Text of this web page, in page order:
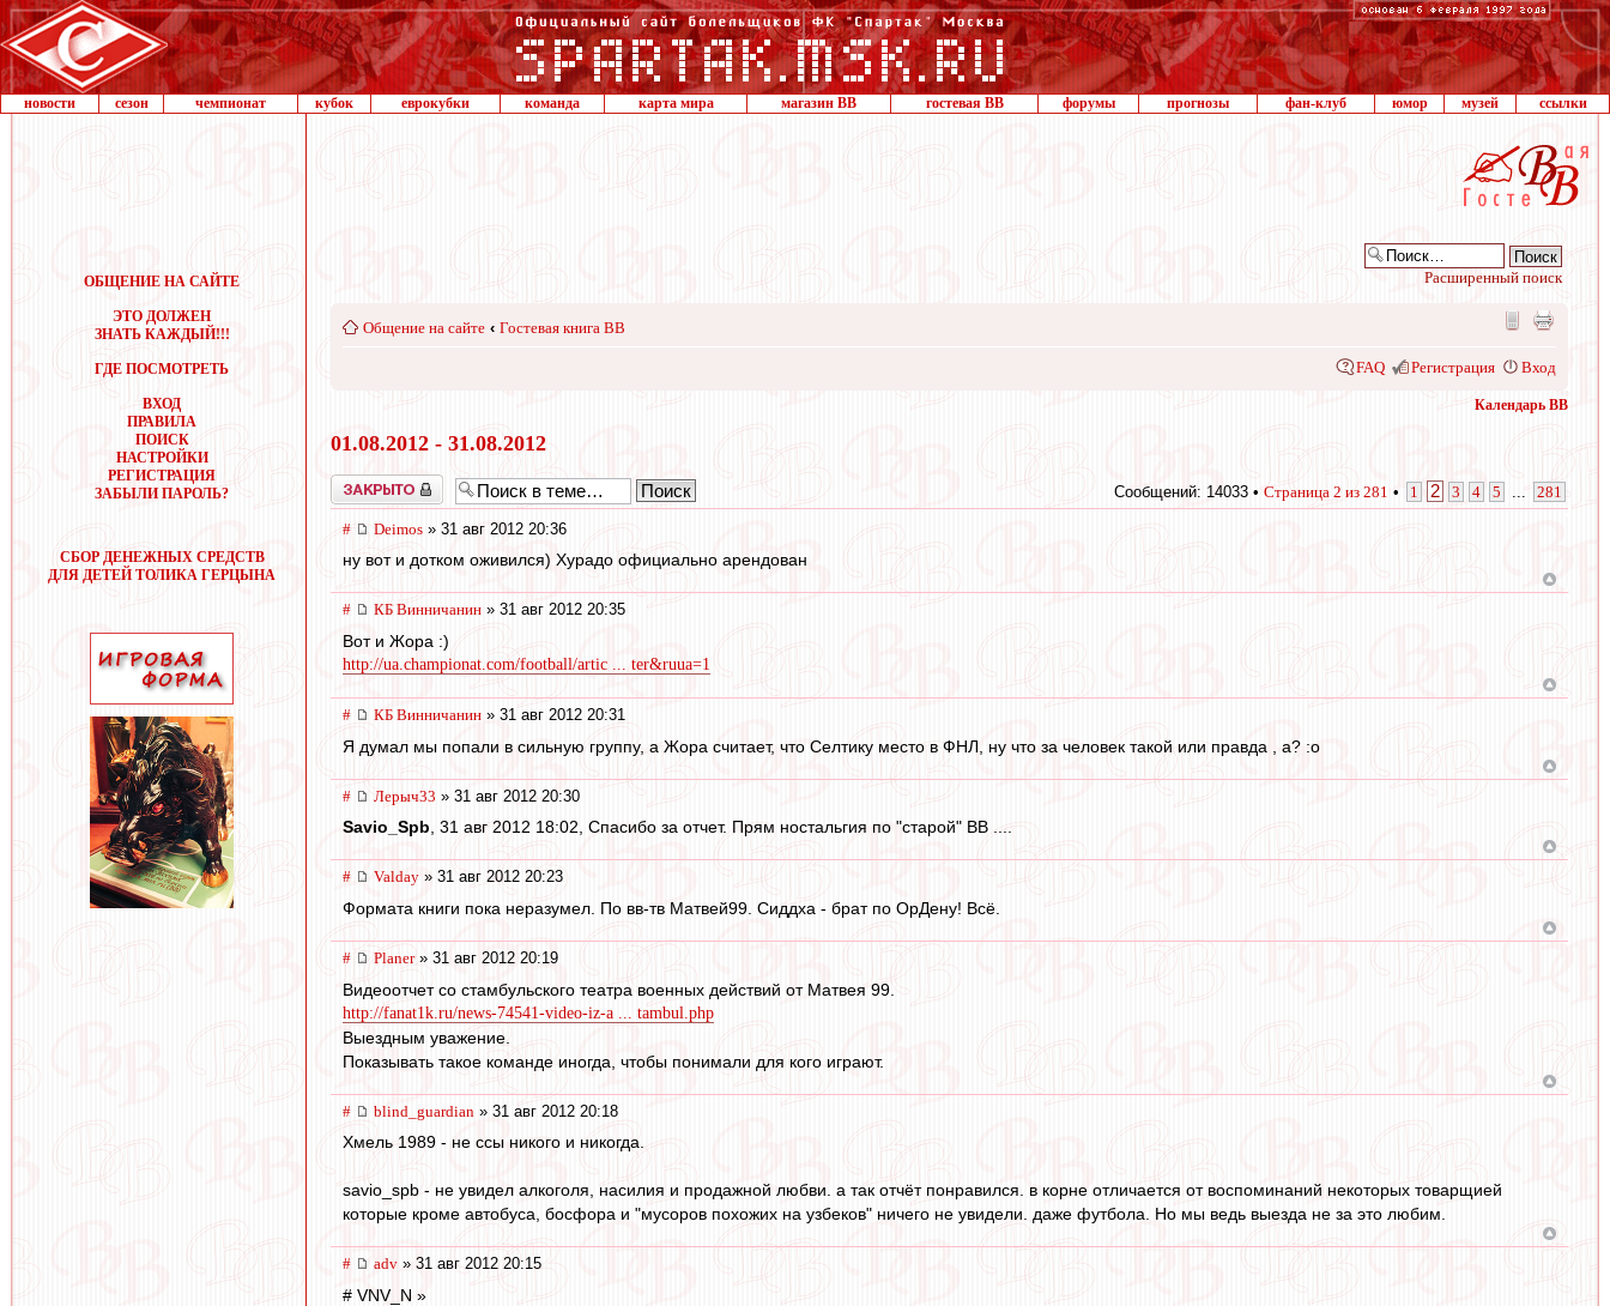
новости сезон чемпионат кубок еврокубки команда карта мира магазин ВВ гостевая ВВ форумы прогнозы фан-клуб юмор музей ссылки
ОБЩЕНИЕ НА САЙТЕ
ЭТО ДОЛЖЕН
ЗНАТЬ КАЖДЫЙ!!!
ГДЕ ПОСМОТРЕТЬ
ВХОД
ПРАВИЛА
ПОИСК
НАСТРОЙКИ
РЕГИСТРАЦИЯ
ЗАБЫЛИ ПАРОЛЬ?
СБОР ДЕНЕЖНЫХ СРЕДСТВ
ДЛЯ ДЕТЕЙ ТОЛИКА ГЕРЦЫНА
Расширенный поиск
Общение на сайте ‹ Гостевая книга ВВ
FAQ Регистрация Вход
Календарь ВВ
01.08.2012 - 31.08.2012
Закрыто Сообщений: 14033 • Страница 2 из 281 • 1 2 3 4 5 281
# Deimos » 31 авг 2012 20:36
ну вот и дотком оживился) Хурадо официально арендован
# КБ Винничанин » 31 авг 2012 20:35
Вот и Жора :)
http://ua.championat.com/football/artic ... ter&ruua=1
# КБ Винничанин » 31 авг 2012 20:31
Я думал мы попали в сильную группу, а Жора считает, что Селтику место в ФНЛ, ну что за человек такой или правда , а? :o
# Лерыч33 » 31 авг 2012 20:30
Savio_Spb, 31 авг 2012 18:02, Спасибо за отчет. Прям ностальгия по "старой" ВВ ....
# Valday » 31 авг 2012 20:23
Формата книги пока неразумел. По вв-тв Матвей99. Сиддха - брат по ОрДену! Всё.
# Planer» 31 авг 2012 20:19
Видеоотчет со стамбульского театра военных действий от Матвея 99.
http://fanat1k.ru/news-74541-video-iz-a ... tambul.php
Выездным уважение.
Показывать такое команде иногда, чтобы понимали для кого играют.
# blind_guardian » 31 авг 2012 20:18
Хмель 1989 - не ссы никого и никогда.
savio_spb - не увидел алкоголя, насилия и продажной любви. а так отчёт понравился. в корне отличается от воспоминаний некоторых товарщией
которые кроме автобуса, босфора и "мусоров похожих на узбеков" ничего не увидели. даже футбола. Но мы ведь выезда не за это любим.
# adv » 31 авг 2012 20:15
# VNV_N »